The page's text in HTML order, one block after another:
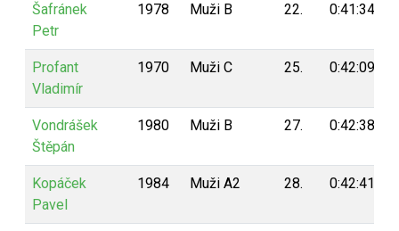
Šafránek
Petr
1978 Muži B 22. 0:41:34
Profant
Vladimír
1970 Muži C 25. 0:42:09
Vondrášek
Štěpán
1980 Muži B 27. 0:42:38
Kopáček
Pavel
1984 Muži A2 28. 0:42:41